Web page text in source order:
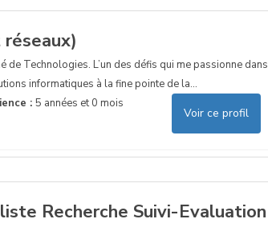
Technologies. L’un des défis qui me passionne dans
informatiques à la fine pointe de la...
: 5 années et 0 mois
Voir ce profil
Recherche Suivi-Evaluation